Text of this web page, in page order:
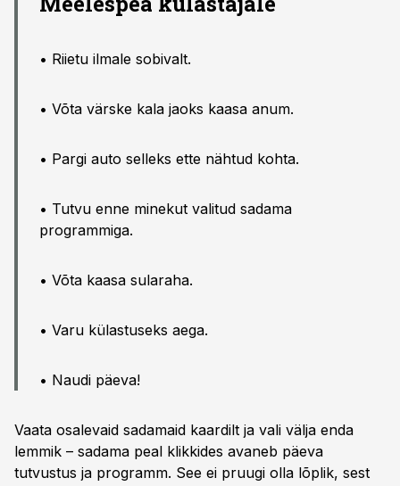
• Riietu ilmale sobivalt.
• Võta värske kala jaoks kaasa anum.
• Pargi auto selleks ette nähtud kohta.
• Tutvu enne minekut valitud sadama
programmiga.
• Võta kaasa sularaha.
• Varu külastuseks aega.
• Naudi päeva!
Vaata osalevaid sadamaid kaardilt ja vali välja enda
lemmik – sadama peal klikkides avaneb päeva
tutvustus ja programm. See ei pruugi olla lõplik, sest